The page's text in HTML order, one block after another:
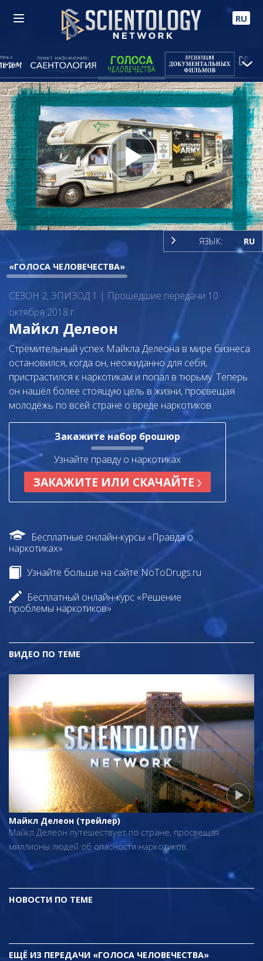
RU
Play
Video
ЯЗЫК: RU
«ГОЛОСА ЧЕЛОВЕЧЕСТВА»
СЕЗОН 2, ЭПИЗОД 1 | Прошедшие передачи 10
октября 2018 г.
Майкл Делеон
Стремительный успех Майкла Делеона в мире бизнеса
остановился, когда он, неожиданно для себя,
пристрастился к наркотикам и попал в тюрьму. Теперь
он нашёл более стоящую цель в жизни, просвещая
молодёжь по всей стране о вреде наркотиков.
Закажите набор брошюр
Узнайте правду о наркотиках
ЗАКАЖИТЕ ИЛИ СКАЧАЙТЕ
Бесплатные онлайн-курсы «Правда о
наркотиках»
Узнайте больше на сайте NoToDrugs.ru
Бесплатный онлайн-курс «Решение
проблемы наркотиков»
ВИДЕО ПО ТЕМЕ
Майкл Делеон (трейлер)
Майкл Делеон путешествует по стране, просвещая
миллионы людей об опасности наркотиков.
НОВОСТИ ПО ТЕМЕ
ЕЩЁ ИЗ ПЕРЕДАЧИ «ГОЛОСА ЧЕЛОВЕЧЕСТВА»